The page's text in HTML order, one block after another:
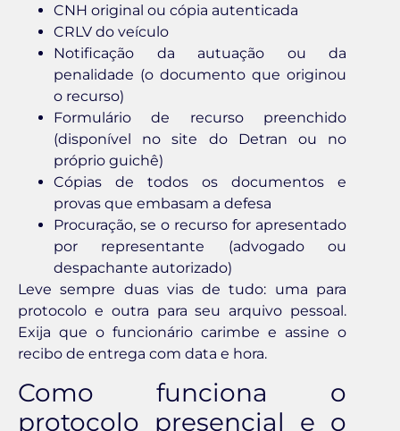
CNH original ou cópia autenticada
CRLV do veículo
Notificação da autuação ou da
penalidade (o documento que originou
o recurso)
Formulário de recurso preenchido
(disponível no site do Detran ou no
próprio guichê)
Cópias de todos os documentos e
provas que embasam a defesa
Procuração, se o recurso for apresentado
por representante (advogado ou
despachante autorizado)
Leve sempre duas vias de tudo: uma para
protocolo e outra para seu arquivo pessoal.
Exija que o funcionário carimbe e assine o
recibo de entrega com data e hora.
Como funciona o
protocolo presencial e o